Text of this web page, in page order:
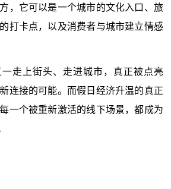
，它可以是一个城市的文化入口、旅
打卡点，以及消费者与城市建立情感
走上街头、走进城市， 真正被点亮
连接的可能。 而假日经济升温的真正
一个被重新激活的线下场景，都成为